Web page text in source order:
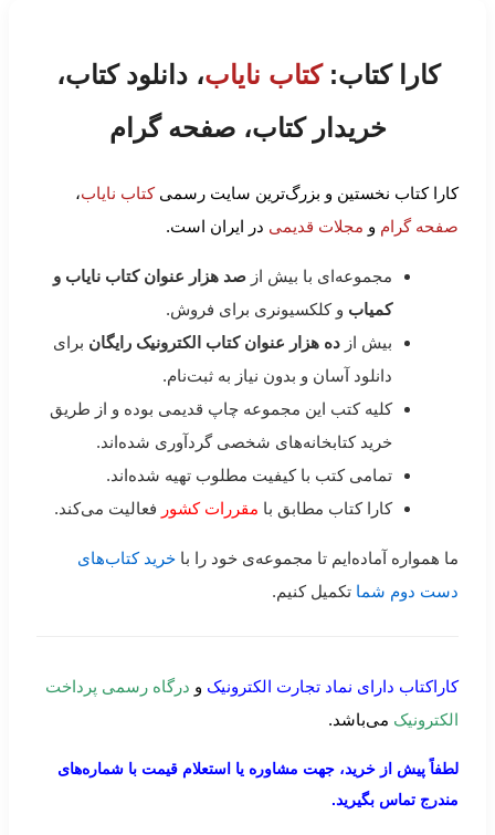
کارا کتاب:کتاب نایاب، دانلود کتاب،
خریدار کتاب، صفحه گرام
کارا کتاب نخستین و بزرگ‌ترین سایت رسمیکتاب نایاب،
صفحه گرام و مجلات قدیمی در ایران است.
مجموعه‌ای با بیش از صد هزار عنوان کتاب نایاب و
کمیاب و کلکسیونری برای فروش.
بیش از ده هزار عنوان کتاب الکترونیک رایگان برای
دانلود آسان و بدون نیاز به ثبت‌نام.
کلیه کتب این مجموعه چاپ قدیمی بوده و از طریق
خرید کتابخانه‌های شخصی گردآوری شده‌اند.
تمامی کتب با کیفیت مطلوب تهیه شده‌اند.
کارا کتاب مطابق با مقررات کشور فعالیت می‌کند.
ما همواره آماده‌ایم تا مجموعه‌ی خود را با خرید کتاب‌های
دست دوم شما تکمیل کنیم.
کاراکتاب دارای نماد تجارت الکترونیک و درگاه رسمی پرداخت
الکترونیک می‌باشد.
لطفاً پیش از خرید، جهت مشاوره یا استعلام قیمت با شماره‌های
مندرج تماس بگیرید.